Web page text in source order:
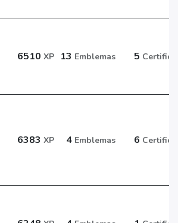
6510 XP 13 Emblemas 5
6383 XP 4 Emblemas 6